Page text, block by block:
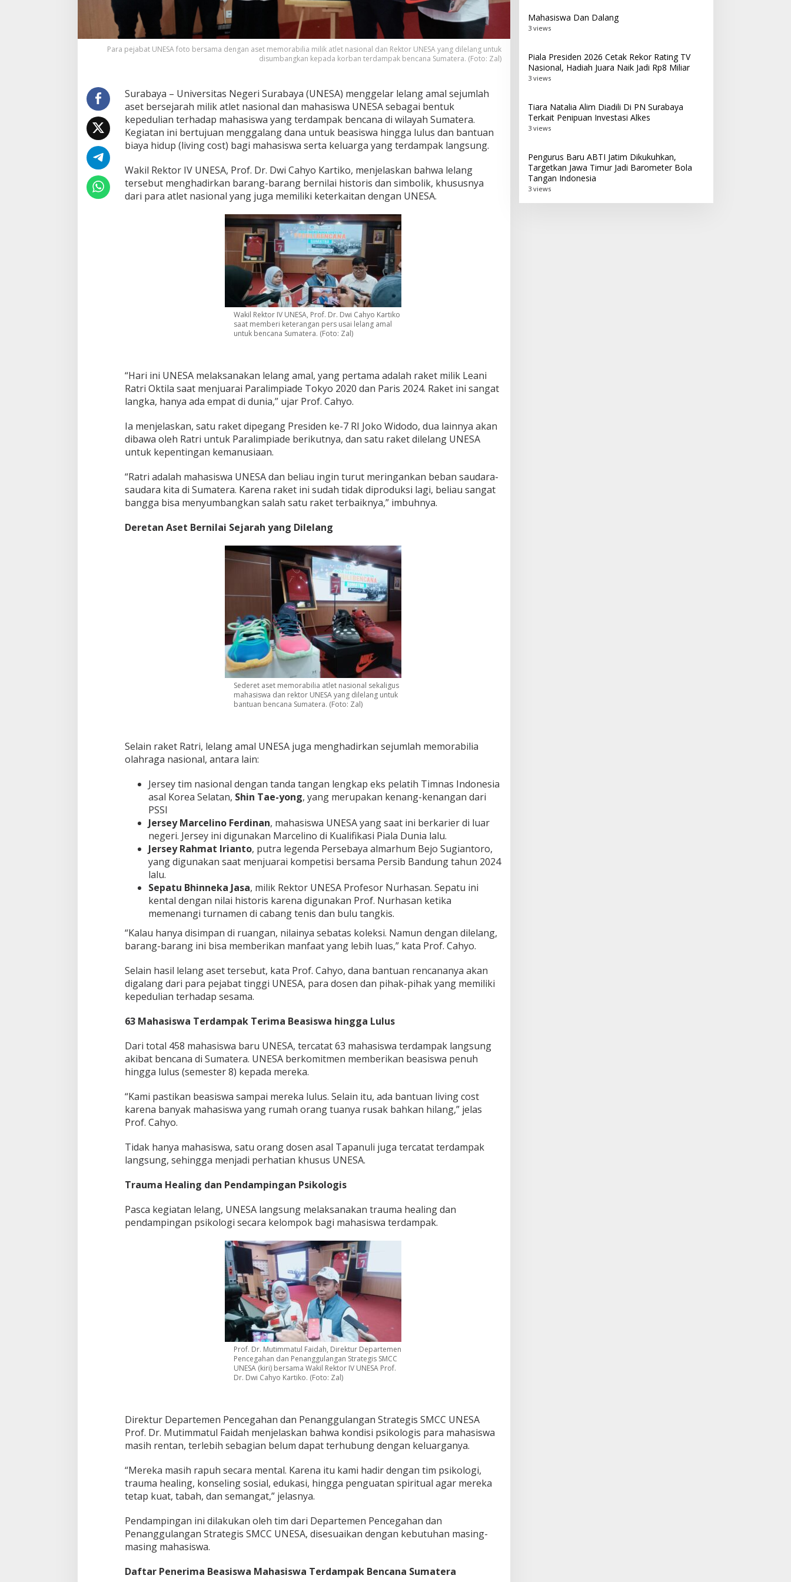
l
,
u
m
p
u
l
U
t
u
k
a
n
M
a
a
s
i
a
T
e
d
Para pejabat UNESA foto bersama dengan aset memorabilia milik atlet nasional dan Rektor UNESA yang dilelang untuk
disumbangkan kepada korban terdampak bencana Sumatera. (Foto: Zal)
Surabaya – Universitas Negeri Surabaya (UNESA) menggelar lelang amal sejumlah
aset bersejarah milik atlet nasional dan mahasiswa UNESA sebagai bentuk
kepedulian terhadap mahasiswa yang terdampak bencana di wilayah Sumatera.
Kegiatan ini bertujuan menggalang dana untuk beasiswa hingga lulus dan bantuan
biaya hidup (living cost) bagi mahasiswa serta keluarga yang terdampak langsung.
Wakil Rektor IV UNESA, Prof. Dr. Dwi Cahyo Kartiko, menjelaskan bahwa lelang
tersebut menghadirkan barang-barang bernilai historis dan simbolik, khususnya
dari para atlet nasional yang juga memiliki keterkaitan dengan UNESA.
Wakil Rektor IV UNESA, Prof. Dr. Dwi Cahyo Kartiko
saat memberi keterangan pers usai lelang amal
untuk bencana Sumatera. (Foto: Zal)
“Hari ini UNESA melaksanakan lelang amal, yang pertama adalah raket milik Leani
Ratri Oktila saat menjuarai Paralimpiade Tokyo 2020 dan Paris 2024. Raket ini sangat
langka, hanya ada empat di dunia,” ujar Prof. Cahyo.
Ia menjelaskan, satu raket dipegang Presiden ke-7 RI Joko Widodo, dua lainnya akan
dibawa oleh Ratri untuk Paralimpiade berikutnya, dan satu raket dilelang UNESA
untuk kepentingan kemanusiaan.
“Ratri adalah mahasiswa UNESA dan beliau ingin turut meringankan beban saudara-
saudara kita di Sumatera. Karena raket ini sudah tidak diproduksi lagi, beliau sangat
bangga bisa menyumbangkan salah satu raket terbaiknya,” imbuhnya.
Deretan Aset Bernilai Sejarah yang Dilelang
Sederet aset memorabilia atlet nasional sekaligus
mahasiswa dan rektor UNESA yang dilelang untuk
bantuan bencana Sumatera. (Foto: Zal)
Selain raket Ratri, lelang amal UNESA juga menghadirkan sejumlah memorabilia
olahraga nasional, antara lain:
Jersey tim nasional dengan tanda tangan lengkap eks pelatih Timnas Indonesia
asal Korea Selatan, Shin Tae-yong, yang merupakan kenang-kenangan dari
PSSI
Jersey Marcelino Ferdinan, mahasiswa UNESA yang saat ini berkarier di luar
negeri. Jersey ini digunakan Marcelino di Kualifikasi Piala Dunia lalu.
Jersey Rahmat Irianto, putra legenda Persebaya almarhum Bejo Sugiantoro,
yang digunakan saat menjuarai kompetisi bersama Persib Bandung tahun 2024
lalu.
Sepatu Bhinneka Jasa, milik Rektor UNESA Profesor Nurhasan. Sepatu ini
kental dengan nilai historis karena digunakan Prof. Nurhasan ketika
memenangi turnamen di cabang tenis dan bulu tangkis.
“Kalau hanya disimpan di ruangan, nilainya sebatas koleksi. Namun dengan dilelang,
barang-barang ini bisa memberikan manfaat yang lebih luas,” kata Prof. Cahyo.
Selain hasil lelang aset tersebut, kata Prof. Cahyo, dana bantuan rencananya akan
digalang dari para pejabat tinggi UNESA, para dosen dan pihak-pihak yang memiliki
kepedulian terhadap sesama.
63 Mahasiswa Terdampak Terima Beasiswa hingga Lulus
Dari total 458 mahasiswa baru UNESA, tercatat 63 mahasiswa terdampak langsung
akibat bencana di Sumatera. UNESA berkomitmen memberikan beasiswa penuh
hingga lulus (semester 8) kepada mereka.
“Kami pastikan beasiswa sampai mereka lulus. Selain itu, ada bantuan living cost
karena banyak mahasiswa yang rumah orang tuanya rusak bahkan hilang,” jelas
Prof. Cahyo.
Tidak hanya mahasiswa, satu orang dosen asal Tapanuli juga tercatat terdampak
langsung, sehingga menjadi perhatian khusus UNESA.
Trauma Healing dan Pendampingan Psikologis
Pasca kegiatan lelang, UNESA langsung melaksanakan trauma healing dan
pendampingan psikologi secara kelompok bagi mahasiswa terdampak.
Prof. Dr. Mutimmatul Faidah, Direktur Departemen
Pencegahan dan Penanggulangan Strategis SMCC
UNESA (kiri) bersama Wakil Rektor IV UNESA Prof.
Dr. Dwi Cahyo Kartiko. (Foto: Zal)
Direktur Departemen Pencegahan dan Penanggulangan Strategis SMCC UNESA
Prof. Dr. Mutimmatul Faidah menjelaskan bahwa kondisi psikologis para mahasiswa
masih rentan, terlebih sebagian belum dapat terhubung dengan keluarganya.
“Mereka masih rapuh secara mental. Karena itu kami hadir dengan tim psikologi,
trauma healing, konseling sosial, edukasi, hingga penguatan spiritual agar mereka
tetap kuat, tabah, dan semangat,” jelasnya.
Pendampingan ini dilakukan oleh tim dari Departemen Pencegahan dan
Penanggulangan Strategis SMCC UNESA, disesuaikan dengan kebutuhan masing-
masing mahasiswa.
Daftar Penerima Beasiswa Mahasiswa Terdampak Bencana Sumatera
Mahasiswa Dan Dalang
3 views
Piala Presiden 2026 Cetak Rekor Rating TV
Nasional, Hadiah Juara Naik Jadi Rp8 Miliar
3 views
Tiara Natalia Alim Diadili Di PN Surabaya
Terkait Penipuan Investasi Alkes
3 views
Pengurus Baru ABTI Jatim Dikukuhkan,
Targetkan Jawa Timur Jadi Barometer Bola
Tangan Indonesia
3 views